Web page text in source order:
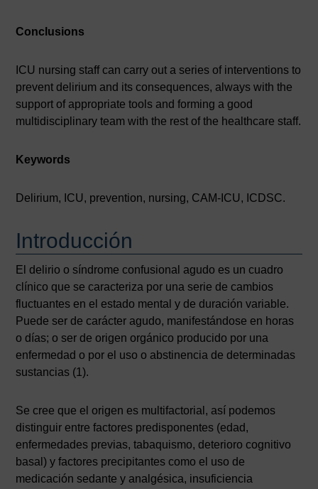
Conclusions
ICU nursing staff can carry out a series of interventions to
prevent delirium and its consequences, always with the
support of appropriate tools and forming a good
multidisciplinary team with the rest of the healthcare staff.
Keywords
Delirium, ICU, prevention, nursing, CAM-ICU, ICDSC.
Introducción
El delirio o síndrome confusional agudo es un cuadro
clínico que se caracteriza por una serie de cambios
fluctuantes en el estado mental y de duración variable.
Puede ser de carácter agudo, manifestándose en horas
o días; o ser de origen orgánico producido por una
enfermedad o por el uso o abstinencia de determinadas
sustancias (1).
Se cree que el origen es multifactorial, así podemos
distinguir entre factores predisponentes (edad,
enfermedades previas, tabaquismo, deterioro cognitivo
basal) y factores precipitantes como el uso de
medicación sedante y analgésica, insuficiencia